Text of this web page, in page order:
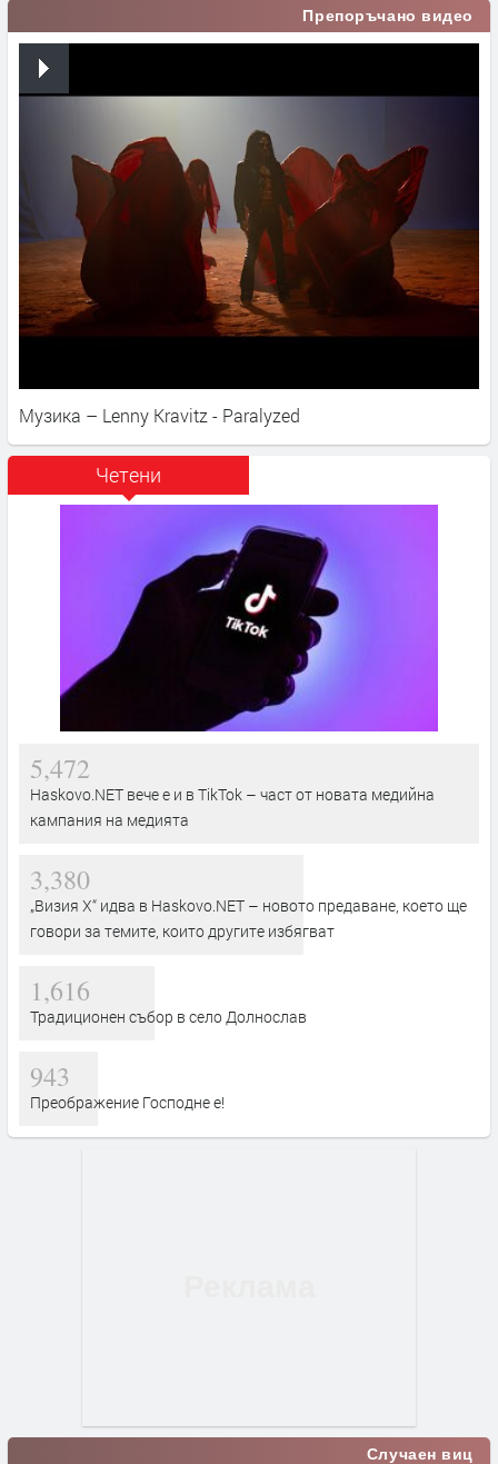
Препоръчано видео
Музика – Lenny Kravitz - Paralyzed
Четени
5,472
Haskovo.NET вече е и в TikTok – част от новата медийна
кампания на медията
3,380
„Визия Х“ идва в Haskovo.NET – новото предаване, което ще
говори за темите, които другите избягват
1,616
Традиционен събор в село Долнослав
943
Преображение Господне е!
Случаен виц